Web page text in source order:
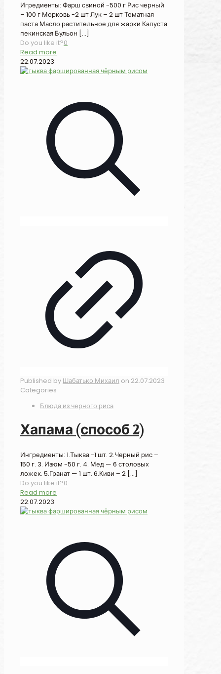
Игредиенты: Фарш свиной -500 г Рис черный
– 100 г Морковь -2 шт Лук – 2 шт Томатная
паста Масло растительное для жарки Капуста
пекинская Бульон […]
Do you like it?0
Read more
22.07.2023
Published by Шабатько Михаил on 22.07.2023
Categories
Блюда из черного риса
Хапама (способ 2)
Ингредиенты: 1.Тыква -1 шт. 2.Черный рис –
150 г. 3. Изюм -50 г. 4. Мед — 6 столовых
ложек. 5.Гранат — 1 шт. 6.Киви – 2 […]
Do you like it?0
Read more
22.07.2023